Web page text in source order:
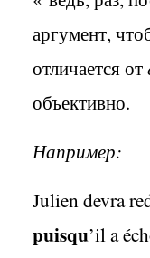
аргумент,
отличается от
объективно.
Например:
Juliendevra
puisqu’ilaé